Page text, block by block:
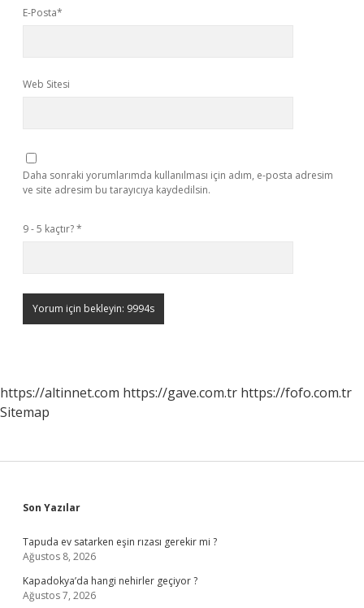
E-Posta*
Web Sitesi
Daha sonraki yorumlarımda kullanılması için adım, e-posta adresim
ve site adresim bu tarayıcıya kaydedilsin.
9 - 5 kaçtır?*
https://altinnet.com https://gave.com.tr https://fofo.com.tr
Sitemap
Sidebar
Son Yazılar
Tapuda ev satarken eşin rızası gerekir mi ?
Ağustos 8, 2026
Kapadokya’da hangi nehirler geçiyor ?
Ağustos 7, 2026